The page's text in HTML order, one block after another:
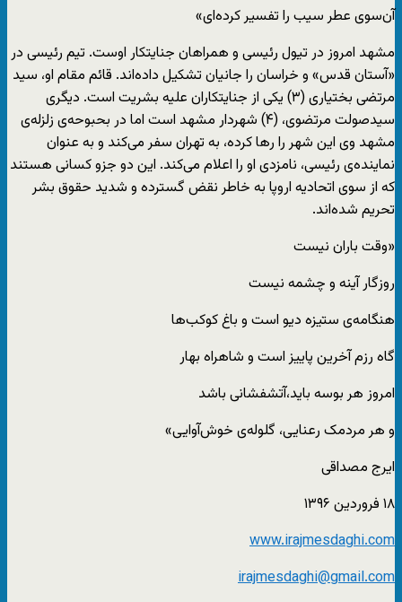
آن‌سوی عطر سیب را تفسیر کرده‌ای»
مشهد امروز در تیول رئیسی و همراهان جنایتکار اوست. تیم رئیسی در
«آستان قدس» و خراسان را جانیان تشکیل داده‌اند. قائم مقام او، سید
مرتضی بختیاری (۳) یکی از جنایتکاران علیه بشریت است. دیگری
سیدصولت مرتضوی، (۴) شهردار مشهد است اما در بحبوحه‌‌ی زلزله‌ی
مشهد وی این شهر را رها کرده، به تهران سفر می‌کند و به عنوان
نماینده‌ی رئیسی، نامزدی او را اعلام می‌کند. این دو جزو کسانی هستند
که از سوی اتحادیه اروپا به خاطر نقض گسترده و شدید حقوق بشر
تحریم شده‌اند.
«وقت باران نیست
روزگار آینه و چشمه نیست
هنگامه‌ی ستیزه دیو است و باغ کوکب‌ها
گاه رزم آخرین پاییز است و شاهراه بهار
امروز هر بوسه باید،آتشفشانی باشد
و هر مردمک رعنایی، گلوله‌ی خوش‌‌آوایی»
ایرج مصداقی
۱۸ فروردین ۱۳۹۶
www.irajmesdaghi.com
irajmesdaghi@gmail.com